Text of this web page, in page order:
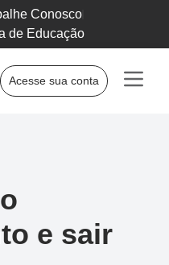
Conosco
de Educação
Acesse sua conta
e sair